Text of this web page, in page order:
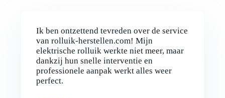
Ik ben ontzettend tevreden over de service
van rolluik-herstellen.com! Mijn
elektrische rolluik werkte niet meer, maar
dankzij hun snelle interventie en
professionele aanpak werkt alles weer
perfect.